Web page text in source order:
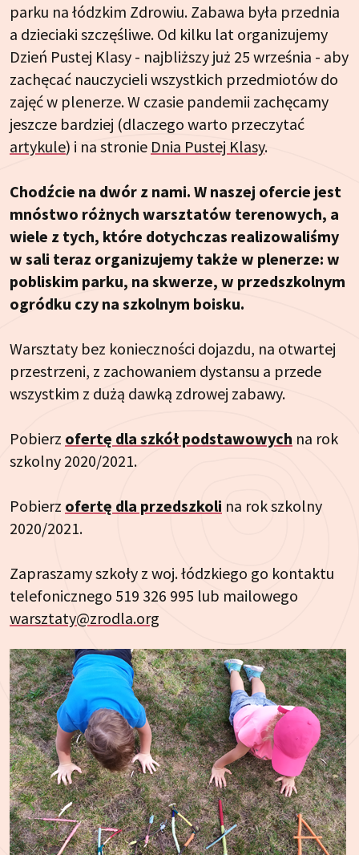
parku na łódzkim Zdrowiu. Zabawa była przednia
a dzieciaki szczęśliwe. Od kilku lat organizujemy
Dzień Pustej Klasy - najbliższy już 25 września - aby
zachęcać nauczycieli wszystkich przedmiotów do
zajęć w plenerze. W czasie pandemii zachęcamy
jeszcze bardziej (dlaczego warto przeczytać
artykule) i na stronie Dnia Pustej Klasy.
Chodźcie na dwór z nami. W naszej ofercie jest
mnóstwo różnych warsztatów terenowych, a
wiele z tych, które dotychczas realizowaliśmy
w sali teraz organizujemy także w plenerze: w
pobliskim parku, na skwerze, w przedszkolnym
ogródku czy na szkolnym boisku.
Warsztaty bez konieczności dojazdu, na otwartej
przestrzeni, z zachowaniem dystansu a przede
wszystkim z dużą dawką zdrowej zabawy.
Pobierz ofertę dla szkół podstawowych na rok
szkolny 2020/2021.
Pobierz ofertę dla przedszkoli na rok szkolny
2020/2021.
Zapraszamy szkoły z woj. łódzkiego go kontaktu
telefonicznego 519 326 995 lub mailowego
warsztaty@zrodla.org